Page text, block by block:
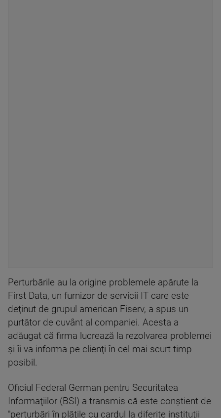
Perturbările au la origine problemele apărute la
First Data, un furnizor de servicii IT care este
deţinut de grupul american Fiserv, a spus un
purtător de cuvânt al companiei. Acesta a
adăugat că firma lucrează la rezolvarea problemei
şi îi va informa pe clienţi în cel mai scurt timp
posibil.
Oficiul Federal German pentru Securitatea
Informaţiilor (BSI) a transmis că este conştient de
"perturbări în plăţile cu cardul la diferite instituţii